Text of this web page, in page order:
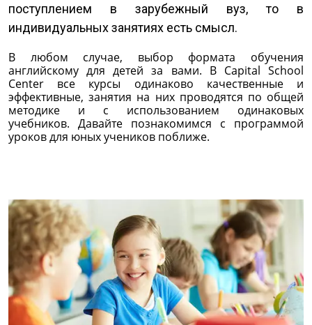
поступлением в зарубежный вуз, то в
индивидуальных занятиях есть смысл.
В любом случае, выбор формата обучения
английскому для детей за вами. В Capital School
Center все курсы одинаково качественные и
эффективные, занятия на них проводятся по общей
методике и с использованием одинаковых
учебников. Давайте познакомимся с программой
уроков для юных учеников поближе.